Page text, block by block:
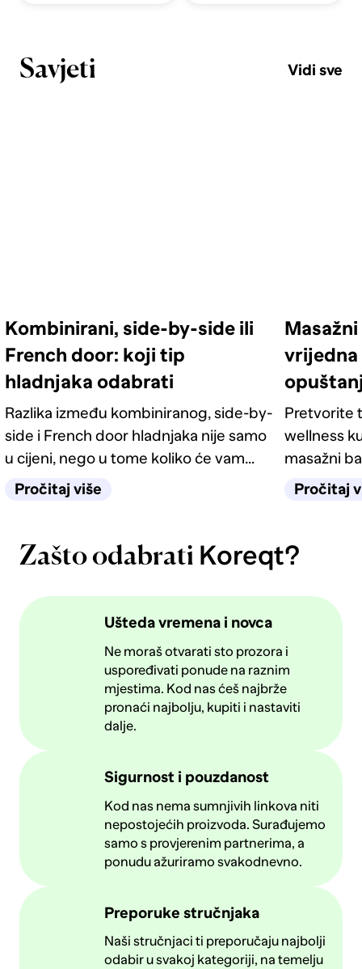
Savjeti Vidi sve
Kombinirani, side-by-side ili
French door: koji tip
hladnjaka odabrati
Razlika između kombiniranog, side-by-
side i French door hladnjaka nije samo
u cijeni, nego u tome koliko će vam
život u kuhinji biti jednostavan
Pročitaj više
vrijedna
Pretvorite
wellness
masažni
Pročitaj
Zašto odabrati Koreqt?
Ušteda vremena i novca
Ne moraš otvarati sto prozora i
uspoređivati ponude na raznim
mjestima. Kod nas ćeš najbrže
pronaći najbolju, kupiti i nastaviti
dalje.
Sigurnost i pouzdanost
Kod nas nema sumnjivih linkova niti
nepostojećih proizvoda. Surađujemo
samo s provjerenim partnerima, a
ponudu ažuriramo svakodnevno.
Preporuke stručnjaka
Naši stručnjaci ti preporučaju najbolji
odabir u svakoj kategoriji, na temelju